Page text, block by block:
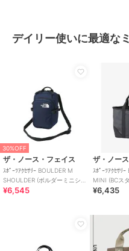
デイリー使いに最適な
30%OFF
ザ・ノース・フェイス
ｽﾎﾟｰﾂｱｸｾｻﾘｰ BOULDER M
SHOULDER (ボルダーミニショ
ルダー)
¥6,545
ザ・ノー
ｽﾎﾟｰﾂｱｸｾｻﾘ
MINI (BCス
ミニ)
¥6,435